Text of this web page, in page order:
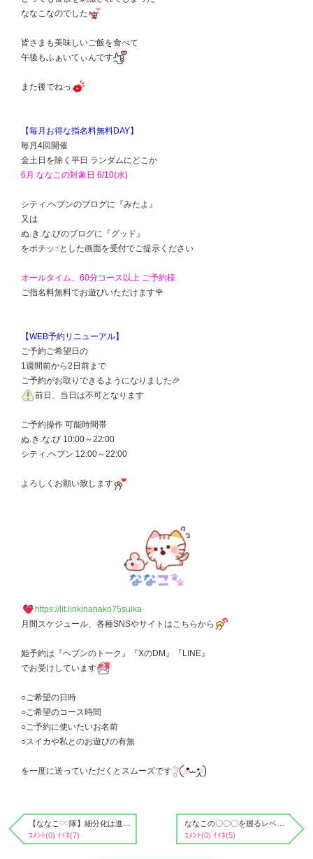
ななこなのでした
皆さまも美味しいご飯を食べて
午後もふぁいてぃんです
また後でねっ
【毎月お得な指名料無料DAY】
毎月4回開催
金土日を除く平日 ランダムにどこか
6月 ななこの対象日 6/10(水)
シティ.ヘブンのブログに『みたよ』
又は
ぬ.き.な.びのブログに『グッド』
をポチッ☝️とした画面を受付でご提示ください
オールタイム、60分コース以上 ご予約様
ご指名料無料でお遊びいただけます🌹
【WEB予約リニューアル】
ご予約ご希望日の
1週間前から2日前まで
ご予約がお取りできるようになりました🎉
前日、当日は不可となります
ご予約操作 可能時間帯
ぬ.き.な.び 10:00～22:00
シティ.ヘブン 12:00～22:00
よろしくお願い致します
https://lit.link/nanako75suika
月間スケジュール、各種SNSやサイトはこちらから
姫予約は『ヘブンのトーク』『XのDM』『LINE』
でお受けしています
○ご希望の日時
○ご希望のコース時間
○ご予約に使いたいお名前
○スイカや私とのお遊びの有無
を一度に送っていただくとスムーズです
ｺﾒﾝﾄ(0) ｲｲﾈ(7)
ななこの〇〇〇を握るレベルは…♡
ｺﾒﾝﾄ(0) ｲｲﾈ(5)